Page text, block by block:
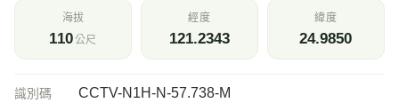
海拔
110公尺
經度
121.2343
緯度
24.9850
識別碼 CCTV-N1H-N-57.738-M